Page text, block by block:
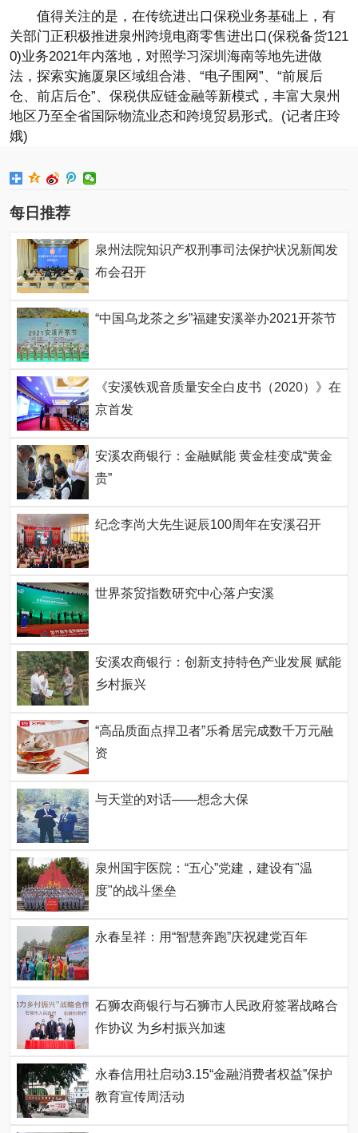
值得关注的是，在传统进出口保税业务基础上，有
关部门正积极推进泉州跨境电商零售进出口(保税备货121
0)业务2021年内落地，对照学习深圳海南等地先进做
法，探索实施厦泉区域组合港、“电子围网”、“前展后
仓、前店后仓”、保税供应链金融等新模式，丰富大泉州
地区乃至全省国际物流业态和跨境贸易形式。(记者庄玲
娥)
每日推荐
泉州法院知识产权刑事司法保护状况新闻发
布会召开
“中国乌龙茶之乡”福建安溪举办2021开茶节
《安溪铁观音质量安全白皮书（2020）》在
京首发
安溪农商银行：金融赋能 黄金桂变成“黄金
贵”
纪念李尚大先生诞辰100周年在安溪召开
世界茶贸指数研究中心落户安溪
安溪农商银行：创新支持特色产业发展 赋能
乡村振兴
“高品质面点捍卫者”乐肴居完成数千万元融
资
与天堂的对话——想念大保
泉州国宇医院：“五心”党建，建设有"温
度"的战斗堡垒
永春呈祥：用“智慧奔跑”庆祝建党百年
石狮农商银行与石狮市人民政府签署战略合
作协议 为乡村振兴加速
永春信用社启动3.15“金融消费者权益”保护
教育宣传周活动